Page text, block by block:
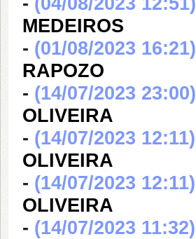
MEDEIROS
- (01/08/2023 16:21)
RAPOZO
- (14/07/2023 23:00)
OLIVEIRA
- (14/07/2023 12:11)
OLIVEIRA
- (14/07/2023 12:11)
OLIVEIRA
- (14/07/2023 11:32)